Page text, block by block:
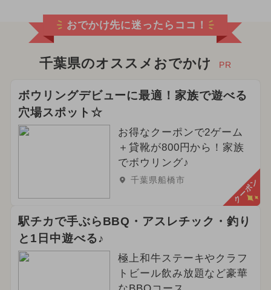
おでかけ先に迷ったらココ！
千葉県のオススメおでかけ PR
ボウリングデビューに最適！家族で遊べる
穴場スポット☆
お得なクーポンで2ゲーム
＋貸靴が800円から！家族
でボウリング♪
千葉県船橋市 クーポン
駅チカで手ぶらBBQ・アスレチック・釣り
と1日中遊べる♪
極上和牛ステーキやクラフ
トビール飲み放題など豪華